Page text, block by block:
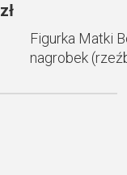
zł
Figurka Matki
nagrobek